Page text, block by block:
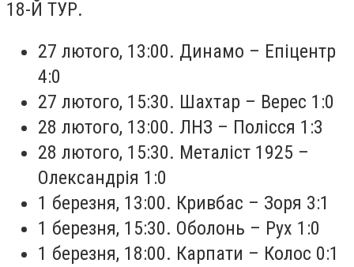
18-Й ТУР.
27 лютого, 13:00. Динамо – Епіцентр
4:0
27 лютого, 15:30. Шахтар – Верес 1:0
28 лютого, 13:00. ЛНЗ – Полісся 1:3
28 лютого, 15:30. Металіст 1925 –
Олександрія 1:0
1 березня, 13:00. Кривбас – Зоря 3:1
1 березня, 15:30. Оболонь – Рух 1:0
1 березня, 18:00. Карпати – Колос 0:1